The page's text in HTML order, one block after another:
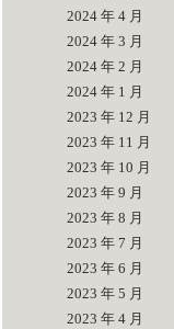
2024 年 4 月
2024 年 3 月
2024 年 2 月
2024 年 1 月
2023 年 12 月
2023 年 11 月
2023 年 10 月
2023 年 9 月
2023 年 8 月
2023 年 7 月
2023 年 6 月
2023 年 5 月
2023 年 4 月